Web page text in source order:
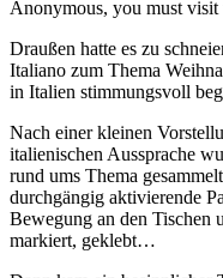
Anonymous, you must
Draußen hatte es zu
Italiano zum Thema
in Italien stimmungsvoll
Nach einer kleinen
italienischen Aussprache
rund ums Thema
durchgängig aktivierende
Bewegung an den Tischen
markiert, geklebt…